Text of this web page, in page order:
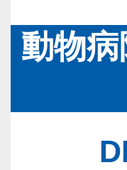
動物